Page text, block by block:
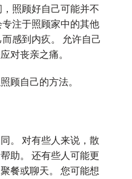
照顾好自己可能并不
注于照顾家中的其他
感到内疚。 允许自己
对丧亲之痛。
顾自己的方法。
。 对有些人来说，散
助。 还有些人可能更
餐或聊天。 您可能想